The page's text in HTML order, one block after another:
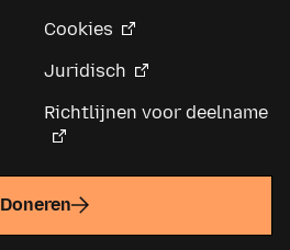
Cookies
Juridisch
Richtlijnen voor deelname
Doneren